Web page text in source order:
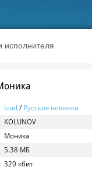
load / Русские новинки
KOLUNOV
Моника
5.38 МБ
320 кбит